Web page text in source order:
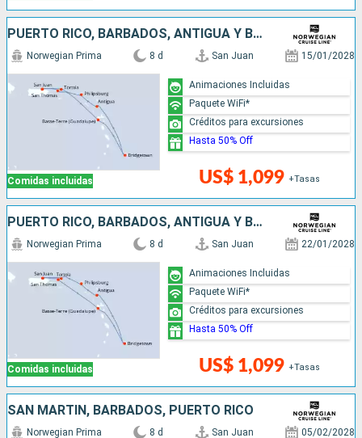
PUERTO RICO, BARBADOS, ANTIGUA Y BARBUDA, SAN MARTÍN
Comidas incluidas
Norwegian Prima 8 d San Juan 15/01/2028
US$ 1,099 +Tasas
Animaciones Incluidas
Paquete WiFi*
Créditos para excursiones
Hasta 50% Off
PUERTO RICO, BARBADOS, ANTIGUA Y BARBUDA, SAN MARTÍN
Comidas incluidas
Norwegian Prima 8 d San Juan 22/01/2028
US$ 1,099 +Tasas
Animaciones Incluidas
Paquete WiFi*
Créditos para excursiones
Hasta 50% Off
SAN MARTÍN, BARBADOS, PUERTO RICO
Norwegian Prima 8 d San Juan 05/02/2028